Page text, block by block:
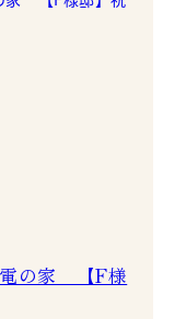
の家 【F様